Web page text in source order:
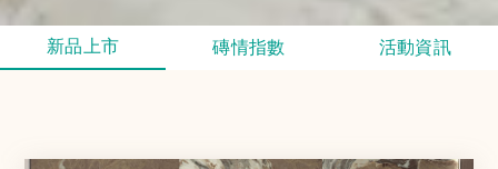
新品上市 磚情指數 活動資訊